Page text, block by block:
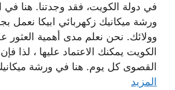
في دولة الكويت، فقد وجدتنا. هنا
ورشة ميكانيك زكهربائي ابيكا نعمل
وولائك. نحن نعلم مدى أهمية
الكويت يمكنك الاعتماد عليها ، لذا
القصوى كل يوم. هنا في ورشة
المزيد